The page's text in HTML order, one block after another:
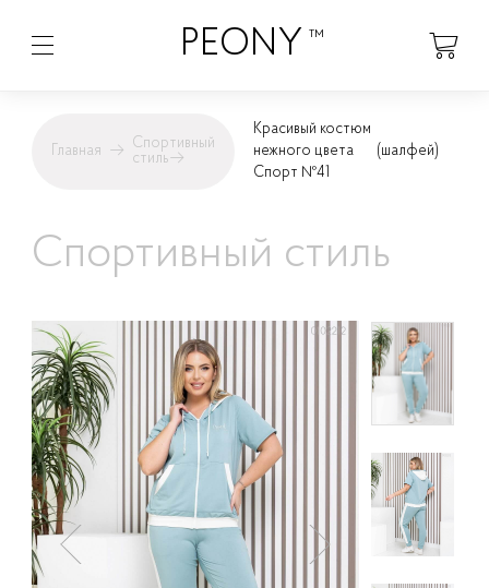
PEONY ™
Главная → Спортивный
стиль→
Красивый костюм
нежного цвета
Спорт №41
(шалфей)
Спортивный стиль